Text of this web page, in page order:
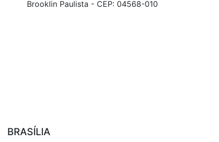
Brooklin Paulista - CEP: 04568-010
BRASÍLIA